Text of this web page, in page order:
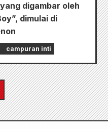
digambar oleh
dimulai di
campuran inti